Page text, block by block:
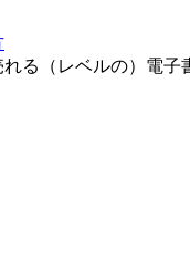
る（レベルの）電子